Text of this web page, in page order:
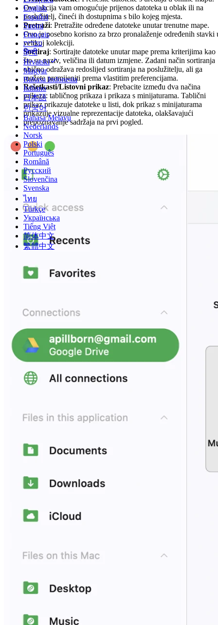
English
Español
Suomi
Français
עברית
हिन्दी
Hrvatski
Magyar
Bahasa Indonesia
Italiano
日本語
한국어
Bahasa Melayu
Nederlands
Norsk
Polski
Português
Română
Русский
Slovenčina
Svenska
ไทย
Türkçe
Українська
Tiếng Việt
简体中文
繁體中文
Ova akcija vam omogućuje prijenos datoteka u oblak ili na
poslužitelj, čineći ih dostupnima s bilo kojeg mjesta.
Pretraži: Pretražite određene datoteke unutar trenutne mape.
Ovo je posebno korisno za brzo pronalaženje određenih stavki
velikoj kolekciji.
Sortiraj: Sortirajte datoteke unutar mape prema kriterijima kao
što su naziv, veličina ili datum izmjene. Zadani način sortiranja
obično odražava redoslijed sortiranja na poslužitelju, ali ga
možete promijeniti prema vlastitim preferencijama.
Rešetkasti/Listovni prikaz: Prebacite između dva načina
prikaza: tabličnog prikaza i prikaza s minijaturama. Tablični
prikaz prikazuje datoteke u listi, dok prikaz s minijaturama
prikazuje vizualne reprezentacije datoteka, olakšavajući
prepoznavanje sadržaja na prvi pogled.